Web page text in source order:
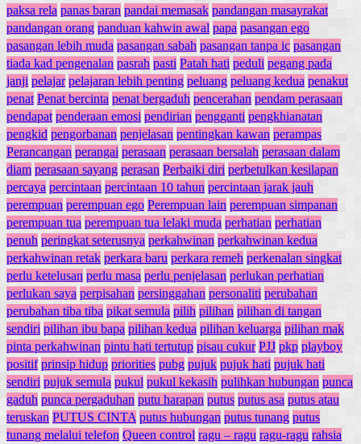
paksa rela panas baran pandai memasak pandangan masayrakat
pandangan orang panduan kahwin awal papa pasangan ego
pasangan lebih muda pasangan sabah pasangan tanpa ic pasangan
tiada kad pengenalan pasrah pasti Patah hati peduli pegang pada
janji pelajar pelajaran lebih penting peluang peluang kedua penakut
penat Penat bercinta penat bergaduh pencerahan pendam perasaan
pendapat penderaan emosi pendirian pengganti pengkhianatan
pengkid pengorbanan penjelasan pentingkan kawan perampas
Perancangan perangai perasaan perasaan bersalah perasaan dalam
diam perasaan sayang perasan Perbaiki diri perbetulkan kesilapan
percaya percintaan percintaan 10 tahun percintaan jarak jauh
perempuan perempuan ego Perempuan lain perempuan simpanan
perempuan tua perempuan tua lelaki muda perhatian perhatian
penuh peringkat seterusnya perkahwinan perkahwinan kedua
perkahwinan retak perkara baru perkara remeh perkenalan singkat
perlu ketelusan perlu masa perlu penjelasan perlukan perhatian
perlukan saya perpisahan persinggahan personaliti perubahan
perubahan tiba tiba pikat semula pilih pilihan pilihan di tangan
sendiri pilihan ibu bapa pilihan kedua pilihan keluarga pilihan mak
pinta perkahwinan pintu hati tertutup pisau cukur PJJ pkp playboy
positif prinsip hidup priorities pubg pujuk pujuk hati pujuk hati
sendiri pujuk semula pukul pukul kekasih pulihkan hubungan punca
gaduh punca pergaduhan putu harapan putus putus asa putus atau
teruskan PUTUS CINTA putus hubungan putus tunang putus
tunang melalui telefon Queen control ragu – ragu ragu-ragu rahsia